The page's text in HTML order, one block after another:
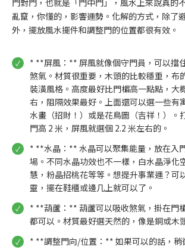
門對門，也就是「門中門」，風水上來說真的
亂竄，你懂的，影響運勢。化解的方式，除了
外，擺放風水擺件和調整門的位置都很有效。
* **屏風：** 屏風就像個守門員，可以擋
煞氣。材質很重要，木頭的比較穩重，布
裝潢風格。高度最好比門楣高一點點，大
右，阻隔效果最好。上面還可以選一些有
水畫（招財！）或是花鳥圖（吉祥！）。
門高 2 米，屏風就選個 2.2 米左右的。
* **水晶：** 水晶可以聚集能量，放在入
場。不同水晶功效也不一樣，白水晶淨化
慧，粉晶招桃花等等。想提升事業運？可
靈，擺在鞋櫃或邊几上就可以了。
* **葫蘆：** 葫蘆可以吸收煞氣，掛在門
都可以。材質最好選天然的，像是銅或木
* **調整門向/位置：** 如果可以的話，稍